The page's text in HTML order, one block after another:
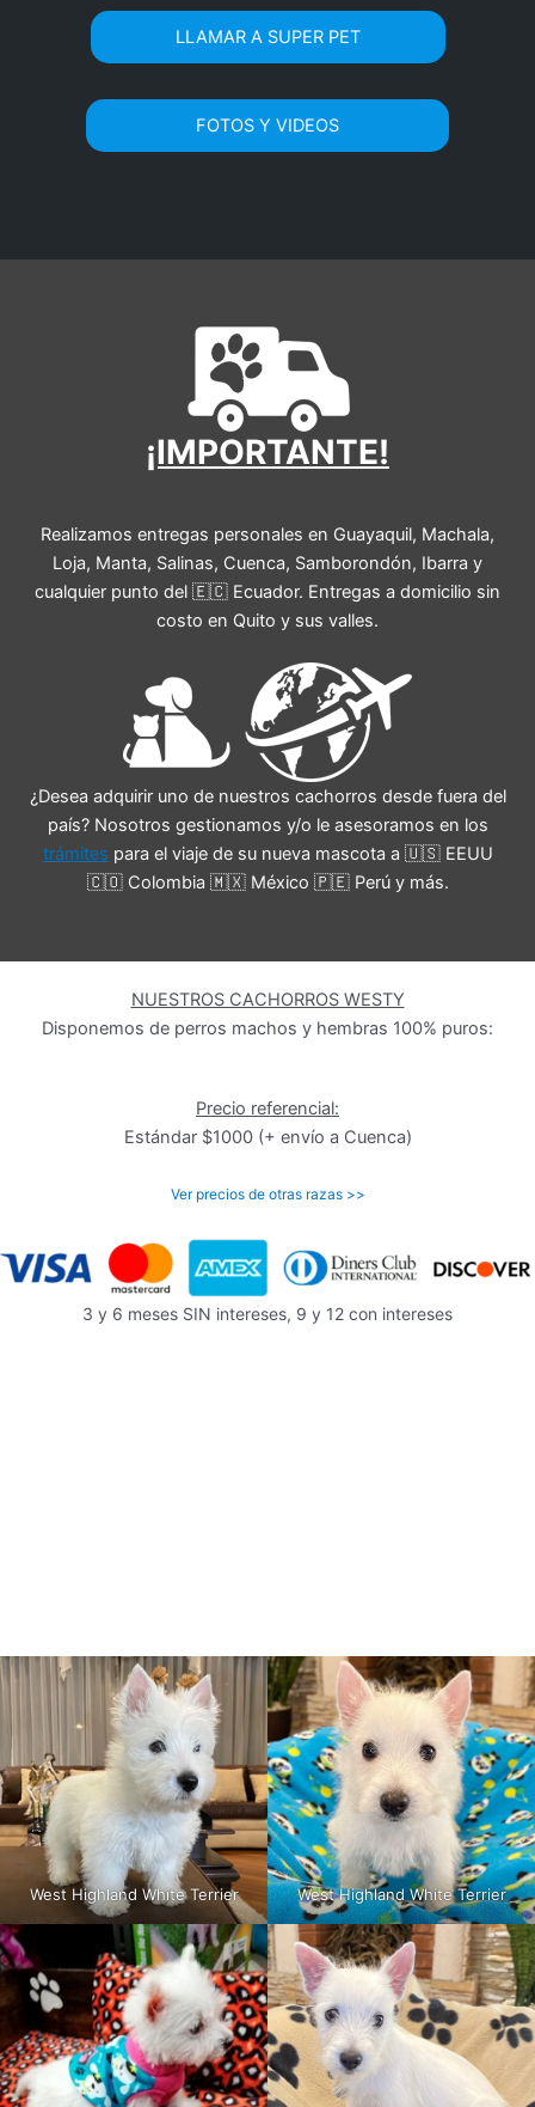
LLAMAR A SUPER PET
FOTOS Y VIDEOS
¡IMPORTANTE!
Realizamos entregas personales en Guayaquil, Machala,
Loja, Manta, Salinas, Cuenca, Samborondón, Ibarra y
cualquier punto del 🇪🇨 Ecuador. Entregas a domicilio sin
costo en Quito y sus valles.
¿Desea adquirir uno de nuestros cachorros desde fuera del
país? Nosotros gestionamos y/o le asesoramos en los
trámites para el viaje de su nueva mascota a 🇺🇸 EEUU
🇨🇴 Colombia 🇲🇽 México 🇵🇪 Perú y más.
NUESTROS CACHORROS WESTY
Disponemos de perros machos y hembras 100% puros:
Precio referencial:
Estándar $1000 (+ envío a Cuenca)
Ver precios de otras razas >>
3 y 6 meses SIN intereses, 9 y 12 con intereses
West Highland White Terrier West Highland White Terrier